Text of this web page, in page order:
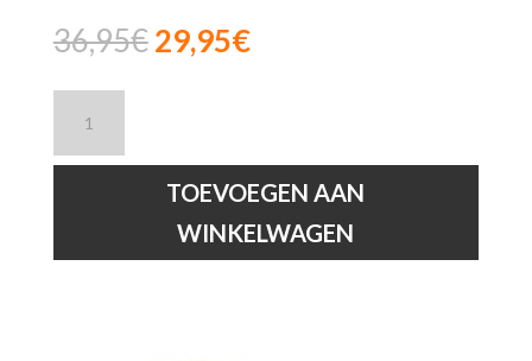
36,95€Oorspronkelijke
prijs
29,95€Huidige
DILETTA
-
-
TOEVOEGEN AAN
WINKELWAGEN